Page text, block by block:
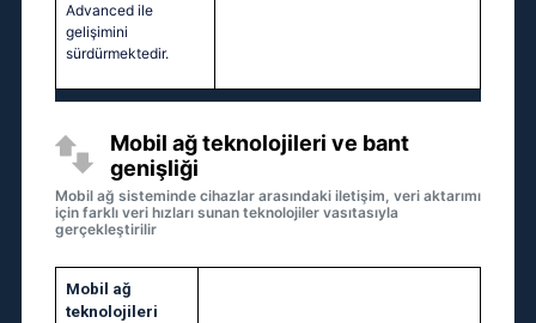
Advanced ile
gelişimini
sürdürmektedir.
Mobil ağ teknolojileri ve bant
genişliği
Mobil ağ sisteminde cihazlar arasındaki iletişim, veri aktarımı
için farklı veri hızları sunan teknolojiler vasıtasıyla
gerçekleştirilir
Mobil ağ
teknolojileri